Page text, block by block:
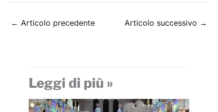
← Articolo precedente Articolo successivo →
Leggi di più »